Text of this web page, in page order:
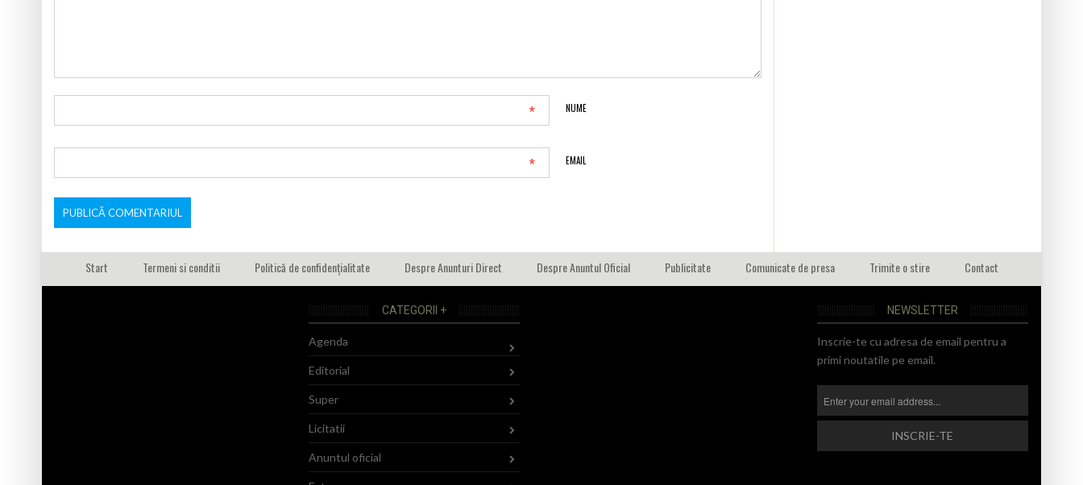
NUME
*
EMAIL
*
Start Termeni si conditii Politică de confidențialitate Despre Anunturi Direct Despre Anuntul Oficial Publicitate Comunicate de presa Trimite o stire Contact
CATEGORII +
Agenda
Editorial
Super
Licitatii
Anuntul oficial
NEWSLETTER
Inscrie-te cu adresa de email pentru a
primi noutatile pe email.